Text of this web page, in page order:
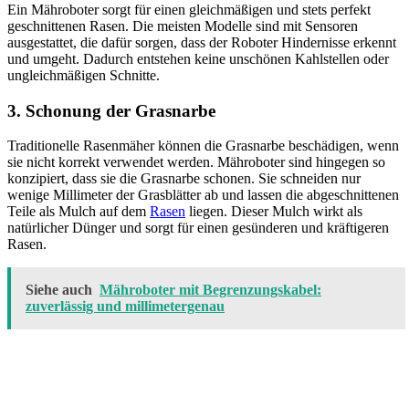
Ein Mähroboter sorgt für einen gleichmäßigen und stets perfekt
geschnittenen Rasen. Die meisten Modelle sind mit Sensoren
ausgestattet, die dafür sorgen, dass der Roboter Hindernisse erkennt
und umgeht. Dadurch entstehen keine unschönen Kahlstellen oder
ungleichmäßigen Schnitte.
3. Schonung der Grasnarbe
Traditionelle Rasenmäher können die Grasnarbe beschädigen, wenn
sie nicht korrekt verwendet werden. Mähroboter sind hingegen so
konzipiert, dass sie die Grasnarbe schonen. Sie schneiden nur
wenige Millimeter der Grasblätter ab und lassen die abgeschnittenen
Teile als Mulch auf dem Rasen liegen. Dieser Mulch wirkt als
natürlicher Dünger und sorgt für einen gesünderen und kräftigeren
Rasen.
Siehe auch Mähroboter mit Begrenzungskabel:
zuverlässig und millimetergenau